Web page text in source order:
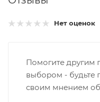
Нет оценок
Помогите другим
выбором - будьте
своим мнением